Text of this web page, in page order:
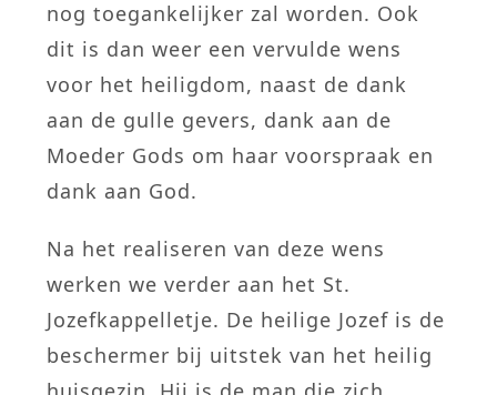
nog toegankelijker zal worden. Ook
dit is dan weer een vervulde wens
voor het heiligdom, naast de dank
aan de gulle gevers, dank aan de
Moeder Gods om haar voorspraak en
dank aan God.
Na het realiseren van deze wens
werken we verder aan het St.
Jozefkappelletje. De heilige Jozef is de
beschermer bij uitstek van het heilig